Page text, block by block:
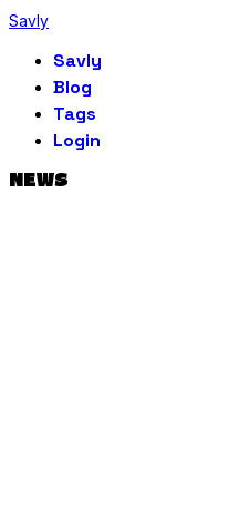
Savly
Savly
Blog
Tags
Login
NEWS